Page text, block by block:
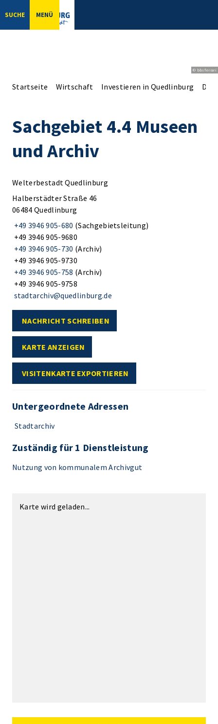
SUCHE MENÜ
© bbsferrari
Startseite Wirtschaft Investieren in Quedlinburg Der
Sachgebiet 4.4 Museen
und Archiv
Welterbestadt Quedlinburg
Halberstädter Straße 46
06484 Quedlinburg
+49 3946 905-680 (Sachgebietsleitung)
+49 3946 905-9680
+49 3946 905-730 (Archiv)
+49 3946 905-9730
+49 3946 905-758 (Archiv)
+49 3946 905-9758
stadtarchiv@quedlinburg.de
NACHRICHT SCHREIBEN
KARTE ANZEIGEN
VISITENKARTE EXPORTIEREN
Untergeordnete Adressen
Stadtarchiv
Zuständig für 1 Dienstleistung
Nutzung von kommunalem Archivgut
Karte wird geladen...